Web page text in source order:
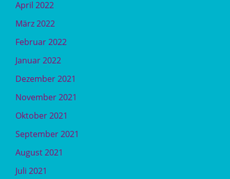
April 2022
März 2022
Februar 2022
Januar 2022
Dezember 2021
November 2021
Oktober 2021
September 2021
August 2021
Juli 2021